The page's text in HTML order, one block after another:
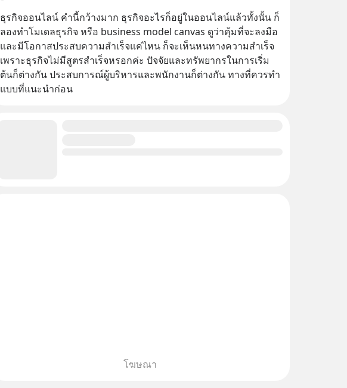
ธุรกิจออนไลน์ คำนี้กว้างมาก ธุรกิจอะไรก็อยู่ในออนไลน์แล้วทั้งนั้น ก็
ลองทำโมเดลธุรกิจ หรือ business model canvas ดูว่าคุ้มที่จะลงมือ
และมีโอกาสประสบความสําเร็จแค่ไหน ก็จะเห็นหนทางความสำเร็จ
เพราะธุรกิจไม่มีสูตรสำเร็จหรอกค่ะ ปัจจัยและทรัพยากรในการเริ่ม
ต้นก็ต่างกัน ประสบการณ์ผู้บริหารและพนักงานก็ต่างกัน ทางที่ควรทำ
แบบที่แนะนำก่อน
โฆษณา